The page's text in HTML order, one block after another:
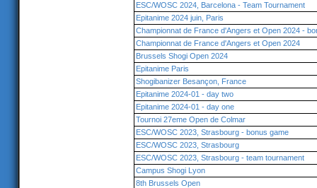
ESC/WOSC 2024, Barcelona - Team Tournament
Epitanime 2024 juin, Paris
Championnat de France d'Angers et Open 2024 -
Championnat de France d'Angers et Open 2024
Brussels Shogi Open 2024
Epitanime Paris
Shogibanizer Besançon, France
Epitanime 2024-01 - day two
Epitanime 2024-01 - day one
Tournoi 27eme Open de Colmar
ESC/WOSC 2023, Strasbourg - bonus game
ESC/WOSC 2023, Strasbourg
ESC/WOSC 2023, Strasbourg - team tournament
Campus Shogi Lyon
8th Brussels Open